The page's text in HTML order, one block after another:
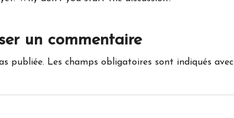
un commentaire
publiée. Les champs obligatoires sont indiqués avec